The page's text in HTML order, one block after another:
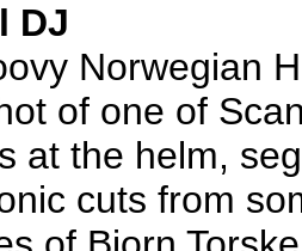
DJ
Norwegian
of one of
at the helm,
cuts from